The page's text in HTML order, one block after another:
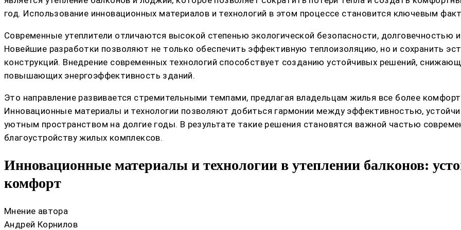
год. Использование инновационных материалов и технологий в этом процессе становится ключевым
Современные утеплители отличаются высокой степенью экологической безопасности, долговечностью
Новейшие разработки позволяют не только обеспечить эффективную теплоизоляцию, но и сохранить
конструкций. Внедрение современных технологий способствует созданию устойчивых решений,
повышающих энергоэффективность зданий.
Это направление развивается стремительными темпами, предлагая владельцам жилья все более
Инновационные материалы и технологии позволяют добиться гармонии между эффективностью,
уютным пространством на долгие годы. В результате такие решения становятся важной частью
благоустройству жилых комплексов.
Инновационные материалы и технологии в утеплении балконов:
комфорт
Мнение автора
Андрей Корнилов